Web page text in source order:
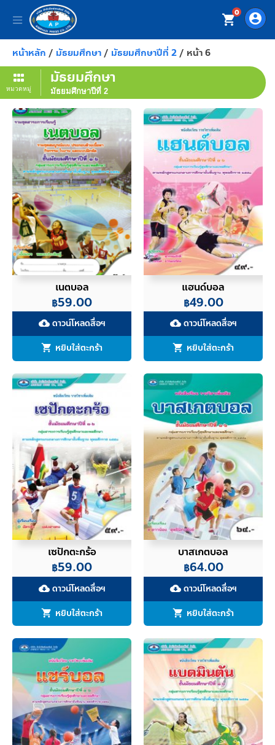
account_circle
shopping_cart0
หน้าหลัก / มัธยมศึกษา/ มัธยมศึกษาปีที่ 2/ หน้า 6
หมวดหมู่
มัธยมศึกษา
มัธยมศึกษาปีที่ 2
เนตบอล
฿59.00
cloud_downloadดาวน์โหลดสื่อฯ
หยิบใส่ตะกร้า
แฮนด์บอล
฿49.00
cloud_downloadดาวน์โหลดสื่อฯ
หยิบใส่ตะกร้า
เซปักตะกร้อ
฿59.00
cloud_downloadดาวน์โหลดสื่อฯ
หยิบใส่ตะกร้า
บาสเกตบอล
฿64.00
cloud_downloadดาวน์โหลดสื่อฯ
หยิบใส่ตะกร้า